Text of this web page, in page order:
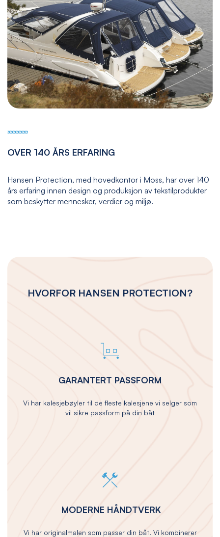
OVER 140 ÅRS ERFARING
Hansen Protection, med hovedkontor i Moss, har over 140
års erfaring innen design og produksjon av tekstilprodukter
som beskytter mennesker, verdier og miljø.
HVORFOR HANSEN PROTECTION?
GARANTERT PASSFORM
Vi har kalesjebøyler til de fleste kalesjene vi selger som
vil sikre passform på din båt
MODERNE HÅNDTVERK
Vi har originalmalen som passer din båt. Vi kombinerer